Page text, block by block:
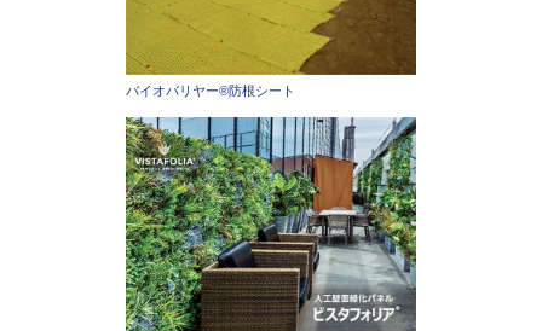
バイオバリヤー®防根シート